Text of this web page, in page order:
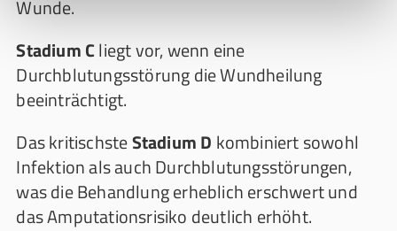
Wunde.
Stadium Cliegt vor, wenn eine
Durchblutungsstörung die Wundheilung
beeinträchtigt.
Das kritischsteStadium D kombiniert sowohl
Infektion als auch Durchblutungsstörungen,
was die Behandlung erheblich erschwert und
das Amputationsrisiko deutlich erhöht.